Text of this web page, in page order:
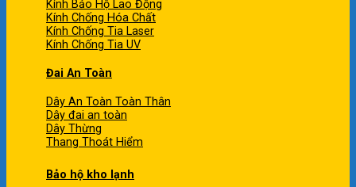
Kính Bảo Hộ Lao Động
Kính Chống Hóa Chất
Kính Chống Tia Laser
Kính Chống Tia UV
Đai An Toàn
Dây An Toàn Toàn Thân
Dây đai an toàn
Dây Thừng
Thang Thoát Hiểm
Bảo hộ kho lạnh